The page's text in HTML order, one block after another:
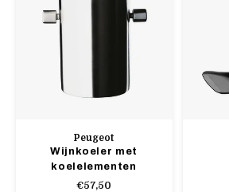
Peugeot
Wijnkoeler met
koelelementen
€57,50